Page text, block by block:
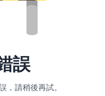
誤
，請稍後再試。